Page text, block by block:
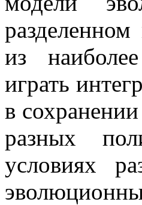
из
играть
в
разных
условиях